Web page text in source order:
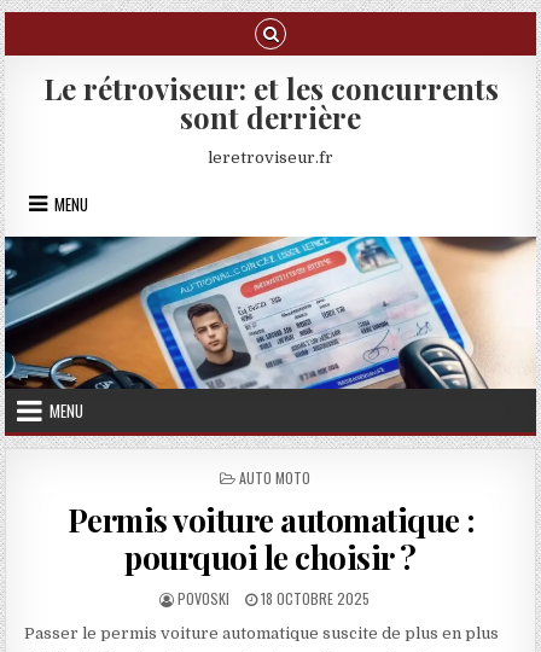
Skip to content
Le rétroviseur: et les concurrents
sont derrière
leretroviseur.fr
MENU
MENU
POSTED IN
AUTO MOTO
Permis voiture automatique :
pourquoi le choisir ?
AUTHOR:
POVOSKI PUBLISHED DATE:
18 OCTOBRE 2025
Passer le permis voiture automatique suscite de plus en plus